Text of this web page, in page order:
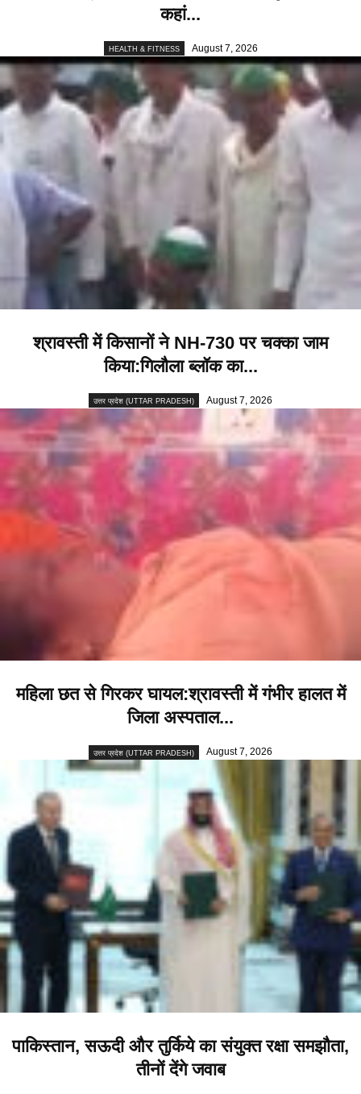
कहां...
HEALTH & FITNESS August 7, 2026
श्रावस्ती में किसानों ने NH-730 पर चक्का जाम
किया:गिलौला ब्लॉक का...
उत्तर प्रदेश (UTTAR PRADESH) August 7, 2026
महिला छत से गिरकर घायल:श्रावस्ती में गंभीर हालत में
जिला अस्पताल...
उत्तर प्रदेश (UTTAR PRADESH) August 7, 2026
पाकिस्तान, सऊदी और तुर्किये का संयुक्त रक्षा समझौता,
तीनों देंगे जवाब